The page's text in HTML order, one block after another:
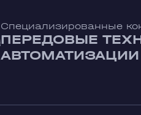
Специализированные
ПЕРЕДОВЫЕ
АВТОМАТИЗАЦИИ